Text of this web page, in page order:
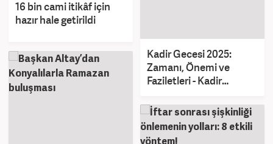
16 bin cami itikâf için
hazır hale getirildi
Kadir Gecesi 2025:
Zamanı, Önemi ve
Faziletleri - Kadir